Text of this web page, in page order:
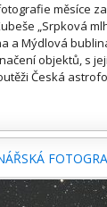
měsíce
„Srpková
a Mýdlová
objektů, s
Česká